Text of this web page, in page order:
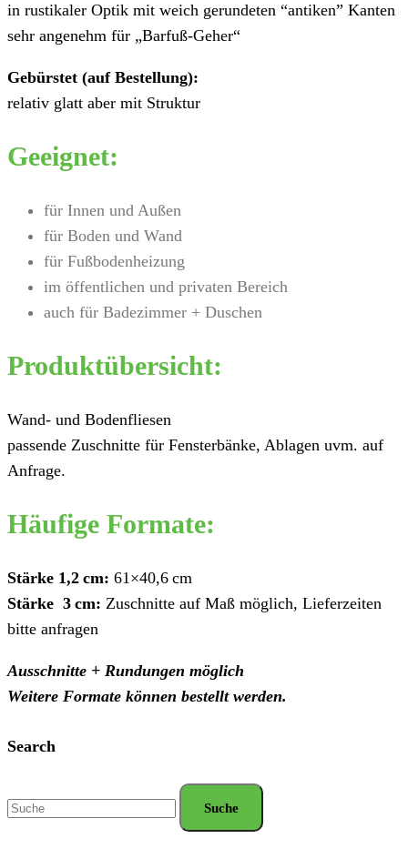
in rustikaler Optik mit weich gerundeten “antiken” Kanten
sehr angenehm für „Barfuß-Geher“
Gebürstet (auf Bestellung):
relativ glatt aber mit Struktur
Geeignet:
für Innen und Außen
für Boden und Wand
für Fußbodenheizung
im öffentlichen und privaten Bereich
auch für Badezimmer + Duschen
Produktübersicht:
Wand- und Bodenfliesen
passende Zuschnitte für Fensterbänke, Ablagen uvm. auf
Anfrage.
Häufige Formate:
Stärke 1,2 cm: 61×40,6 cm
Stärke 3 cm: Zuschnitte auf Maß möglich, Lieferzeiten
bitte anfragen
Ausschnitte + Rundungen möglich
Weitere Formate können bestellt werden.
Search